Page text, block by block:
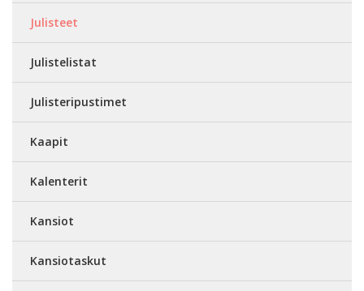
Julisteet
Julistelistat
Julisteripustimet
Kaapit
Kalenterit
Kansiot
Kansiotaskut